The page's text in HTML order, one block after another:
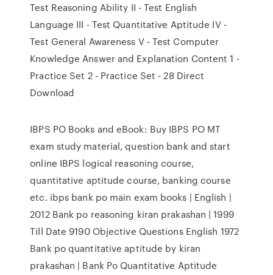
Test Reasoning Ability II - Test English
Language III - Test Quantitative Aptitude IV -
Test General Awareness V - Test Computer
Knowledge Answer and Explanation Content 1 -
Practice Set 2 - Practice Set - 28 Direct
Download
IBPS PO Books and eBook: Buy IBPS PO MT
exam study material, question bank and start
online IBPS logical reasoning course,
quantitative aptitude course, banking course
etc. ibps bank po main exam books | English |
2012 Bank po reasoning kiran prakashan | 1999
Till Date 9190 Objective Questions English 1972
Bank po quantitative aptitude by kiran
prakashan | Bank Po Quantitative Aptitude